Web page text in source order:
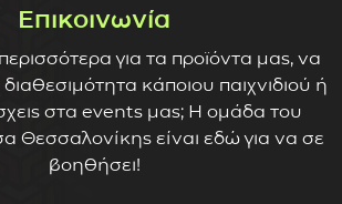
Επικοινωνία
για τα προϊόντα μας, να
κάποιου παιχνιδιού ή
στα events μας; Η ομάδα του
Θεσσαλονίκης είναι εδώ για να σε
βοηθήσει!